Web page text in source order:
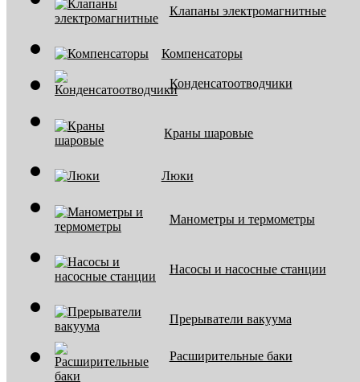
Клапаны электромагнитные
Компенсаторы
Конденсатоотводчики
Краны шаровые
Люки
Манометры и термометры
Насосы и насосные станции
Прерыватели вакуума
Расширительные баки